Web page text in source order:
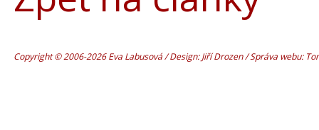
Copyright © 2006-2026 Eva Labusová / Design: Jiří Drozen / Správa webu: